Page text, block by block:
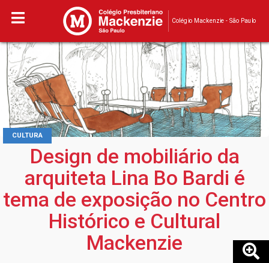
Colégio Mackenzie - São Paulo
CULTURA
Design de mobiliário da
arquiteta Lina Bo Bardi é
tema de exposição no Centro
Histórico e Cultural
Mackenzie